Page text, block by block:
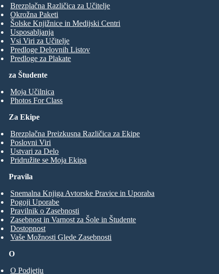
za Študente
Moja Učilnica
Photos For Class
Brezplačna Različica za Učitelje
Okrožna Paketi
Šolske Knjižnice in Medijski Centri
Usposabljanja
Vsi Viri za Učitelje
Predloge Delovnih Listov
Predloge za Plakate
Za Ekipe
Brezplačna Preizkusna Različica za Ekipe
Poslovni Viri
Ustvari za Delo
Pridružite se Moja Ekipa
O
O Podjetju
Pravila
Snemalna Knjiga Avtorske Pravice in Uporaba
Pogoji Uporabe
Pravilnik o Zasebnosti
Zasebnost in Varnost za Šole in Študente
Dostopnost
Vaše Možnosti Glede Zasebnosti